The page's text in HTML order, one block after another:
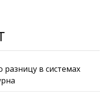
в системах